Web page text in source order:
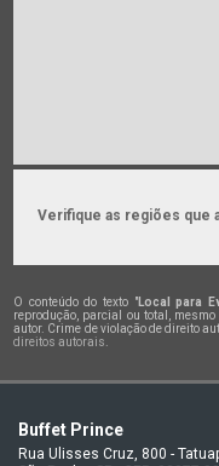
Verifique as regiões que
O conteúdo do texto "Local para
reprodução, parcial ou total,
autor. Crime de violação de direito
direitos autorais
Buffet Prince
Rua Ulisses Cruz, 800 -